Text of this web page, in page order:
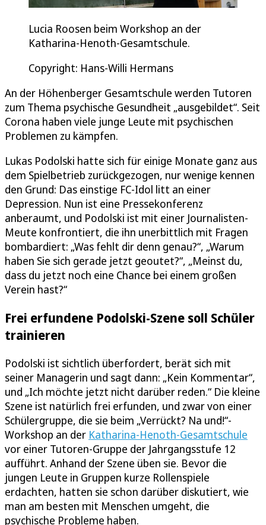
Lucia Roosen beim Workshop an der
Katharina-Henoth-Gesamtschule.
Copyright: Hans-Willi Hermans
An der Höhenberger Gesamtschule werden Tutoren
zum Thema psychische Gesundheit „ausgebildet“. Seit
Corona haben viele junge Leute mit psychischen
Problemen zu kämpfen.
Lukas Podolski hatte sich für einige Monate ganz aus
dem Spielbetrieb zurückgezogen, nur wenige kennen
den Grund: Das einstige FC-Idol litt an einer
Depression. Nun ist eine Pressekonferenz
anberaumt, und Podolski ist mit einer Journalisten-
Meute konfrontiert, die ihn unerbittlich mit Fragen
bombardiert: „Was fehlt dir denn genau?“, „Warum
haben Sie sich gerade jetzt geoutet?“, „Meinst du,
dass du jetzt noch eine Chance bei einem großen
Verein hast?“
Frei erfundene Podolski-Szene soll Schüler
trainieren
Podolski ist sichtlich überfordert, berät sich mit
seiner Managerin und sagt dann: „Kein Kommentar“,
und „Ich möchte jetzt nicht darüber reden.“ Die kleine
Szene ist natürlich frei erfunden, und zwar von einer
Schülergruppe, die sie beim „Verrückt? Na und!“-
Workshop an der Katharina-Henoth-Gesamtschule
vor einer Tutoren-Gruppe der Jahrgangsstufe 12
aufführt. Anhand der Szene üben sie. Bevor die
jungen Leute in Gruppen kurze Rollenspiele
erdachten, hatten sie schon darüber diskutiert, wie
man am besten mit Menschen umgeht, die
psychische Probleme haben.